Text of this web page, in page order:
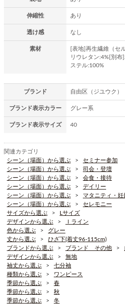
伸縮性 あり
透け感 なし
素材
[表地]再生繊維（セ
リウレタン:4%[別
ステル:100%
ブランド 自由区（ジユウク）
ブランド表示カラー グレー系
ブランド表示サイズ 40
関連カテゴリ
シーン（場面）から選ぶ
セミナー参加
シーン（場面）から選ぶ
司会・登壇
シーン（場面）から選ぶ
会食・接待
シーン（場面）から選ぶ
デイリー
シーン（場面）から選ぶ
マタニティ・妊
シーン（場面）から選ぶ
セレモニー
サイズから選ぶ
Lサイズ
デザインから選ぶ
Ｉライン
色から選ぶ
グレー
丈から選ぶ
ひざ下(着丈96-115cm)
ブランドから選ぶ
ブランド その他
デザインから選ぶ
無地
袖丈から選ぶ
七分袖
種類から選ぶ
ワンピース
季節から選ぶ
春
季節から選ぶ
秋
季節から選ぶ
冬